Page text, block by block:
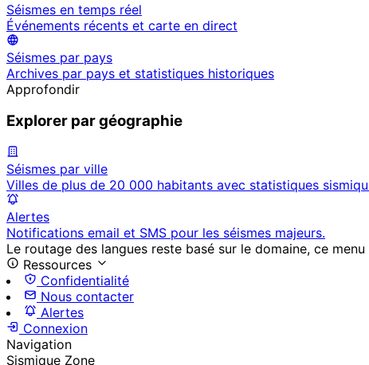
Séismes en temps réel
Événements récents et carte en direct
Séismes par pays
Archives par pays et statistiques historiques
Approfondir
Explorer par géographie
Séismes par ville
Villes de plus de 20 000 habitants avec statistiques
Alertes
Notifications email et SMS pour les séismes majeurs.
Le routage des langues reste basé sur le domaine, ce
Ressources
Confidentialité
Nous contacter
Alertes
Connexion
Navigation
Sismique Zone